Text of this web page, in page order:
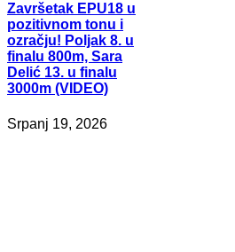
Završetak EPU18 u
pozitivnom tonu i
ozračju! Poljak 8. u
finalu 800m, Sara
Delić 13. u finalu
3000m (VIDEO)
Srpanj 19, 2026